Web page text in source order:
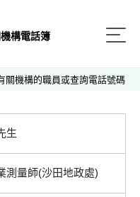
構電話簿
關機構的職員或查詢電話號碼
生
測量師(沙田地政處)